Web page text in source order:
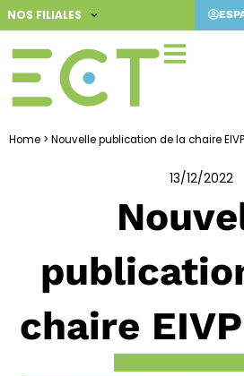
Aller
au
contenu
NOS FILIALES
Home > Nouvelle publication de la chaire
13/12/2022
chaire